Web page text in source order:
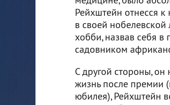
Рейхштейн отнесся
в своей
хобби, назвав себя
садовником
С другой стороны,
жизнь после премии
юбилея), Рейхштейн